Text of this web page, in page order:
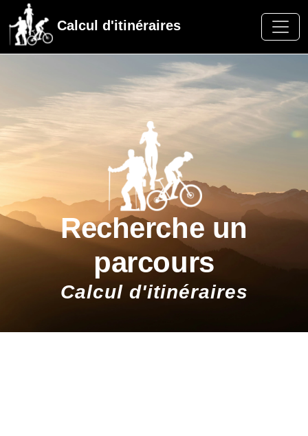
Calcul d'itinéraires
Recherche un
parcours
Calcul d'itinéraires